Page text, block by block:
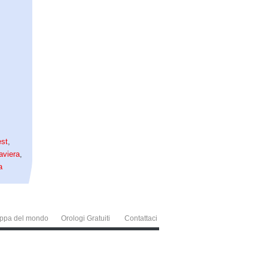
,
,
del mondo Orologi Gratuiti Contattaci